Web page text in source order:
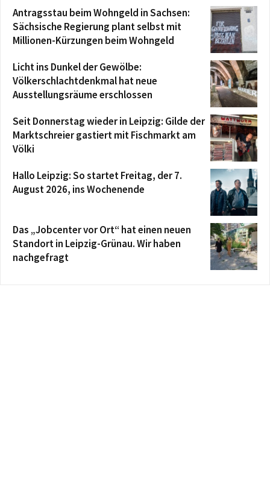
Antragsstau beim Wohngeld in Sachsen:
Sächsische Regierung plant selbst mit
Millionen-Kürzungen beim Wohngeld
Licht ins Dunkel der Gewölbe:
Völkerschlachtdenkmal hat neue
Ausstellungsräume erschlossen
Seit Donnerstag wieder in Leipzig: Gilde der
Marktschreier gastiert mit Fischmarkt am
Völki
Hallo Leipzig: So startet Freitag, der 7.
August 2026, ins Wochenende
Das „Jobcenter vor Ort“ hat einen neuen
Standort in Leipzig-Grünau. Wir haben
nachgefragt